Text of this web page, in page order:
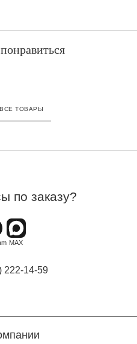
ТОВАРЫ
по заказу?
222-14-59